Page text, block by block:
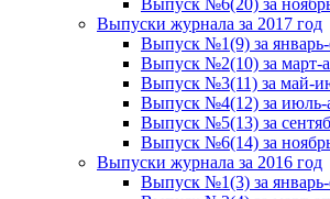
Выпуски журнала за 2017 год
Выпуск №1(9) за
Выпуск №2(10) за март-
Выпуск №3(11) за май-
Выпуск №4(12) за июль-
Выпуск №5(13) за
Выпуск №6(14) за
Выпуски журнала за 2016 год
Выпуск №1(3) за